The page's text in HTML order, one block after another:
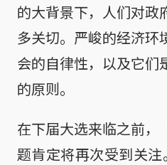
的大背景下，人们对政
多关切。严峻的经济环
会的自律性，以及它们
的原则。
在下届大选来临之前
题肯定将再次受到关